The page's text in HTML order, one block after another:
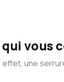
vous
une